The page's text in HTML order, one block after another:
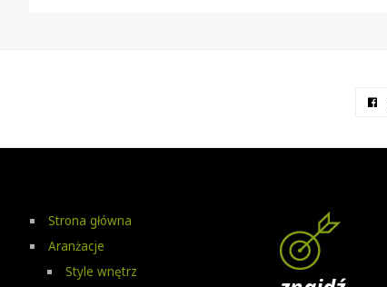
Strona główna
Aranżacje
Style wnętrz